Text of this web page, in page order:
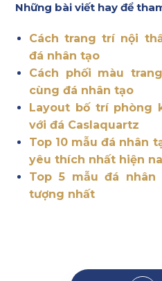
Những bài viết hay để
Cách trang trí nội
đá nhân tạo
Cách phối màu
cùng đá nhân tạo
Layout bố trí phòng
với đá Caslaquartz
Top 10 mẫu đá nhân
yêu thích nhất hiện
Top 5 mẫu đá
tượng nhất